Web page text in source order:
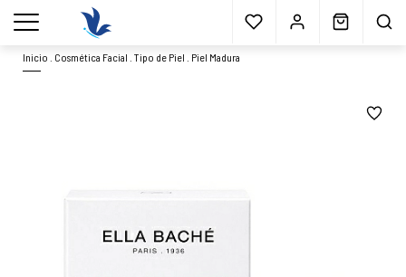
Envío gratisa partir 40€* Muestras gratis Blog
menu
Inicio Cosmética Facial .Tipo de Piel Piel Madura